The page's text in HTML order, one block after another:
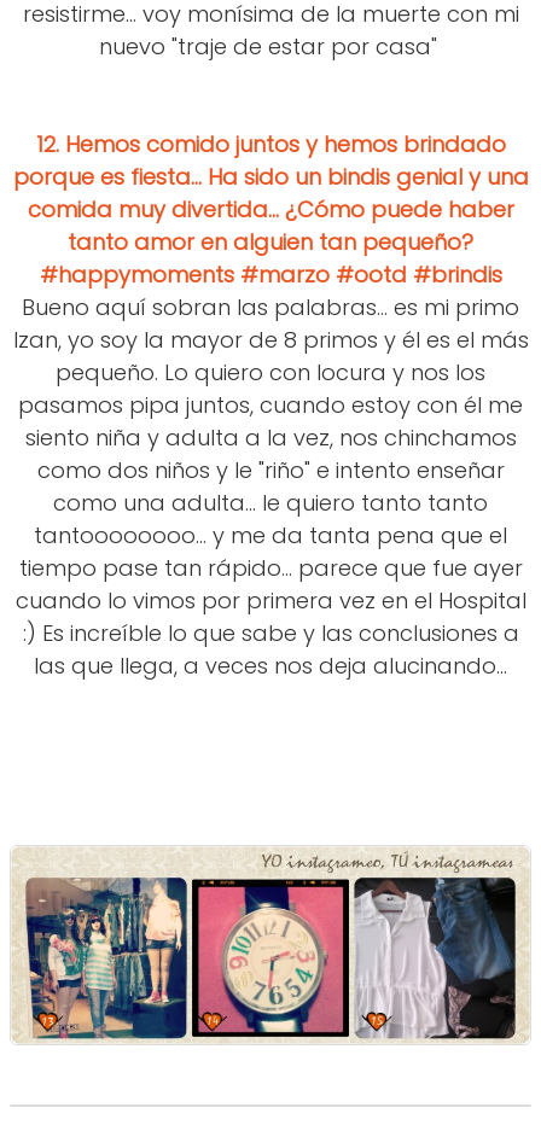
resistirme... voy monísima de la muerte con mi
nuevo "traje de estar por casa"
12. Hemos comido juntos y hemos brindado
porque es fiesta... Ha sido un bindis genial y una
comida muy divertida... ¿Cómo puede haber
tanto amor en alguien tan pequeño?
#happymoments #marzo #ootd #brindis
Bueno aquí sobran las palabras... es mi primo
Izan, yo soy la mayor de 8 primos y él es el más
pequeño. Lo quiero con locura y nos los
pasamos pipa juntos, cuando estoy con él me
siento niña y adulta a la vez, nos chinchamos
como dos niños y le "riño" e intento enseñar
como una adulta... le quiero tanto tanto
tantoooooooo... y me da tanta pena que el
tiempo pase tan rápido... parece que fue ayer
cuando lo vimos por primera vez en el Hospital
:) Es increíble lo que sabe y las conclusiones a
las que llega, a veces nos deja alucinando...